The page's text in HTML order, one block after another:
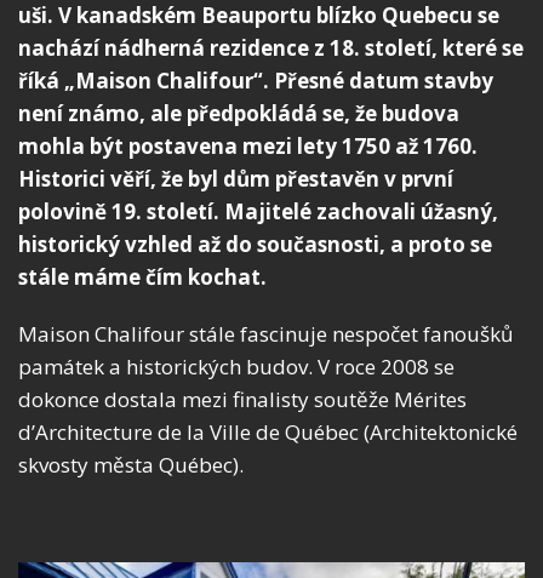
uši. V kanadském Beauportu blízko Quebecu se
nachází nádherná rezidence z 18. století, které se
říká „Maison Chalifour“. Přesné datum stavby
není známo, ale předpokládá se, že budova
mohla být postavena mezi lety 1750 až 1760.
Historici věří, že byl dům přestavěn v první
polovině 19. století. Majitelé zachovali úžasný,
historický vzhled až do současnosti, a proto se
stále máme čím kochat.
Maison Chalifour stále fascinuje nespočet fanoušků
památek a historických budov. V roce 2008 se
dokonce dostala mezi finalisty soutěže Mérites
d’Architecture de la Ville de Québec (Architektonické
skvosty města Québec).